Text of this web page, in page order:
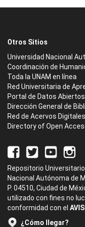
Otros Sitios
Universidad Nacional
Coordinación de
Toda la UNAM en línea
Red Universitaria de
Portal de Datos Abiertos
Dirección General de
Red de Acervos Digitales
Directory of Open
Repositorio
Nacional Autónoma de
P. 04510, Ciudad de
utilizado con fines no
conformidad con el
¿Cómo llegar?